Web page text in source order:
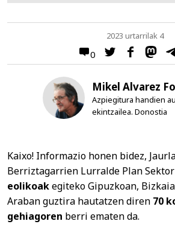
0
2023 urtarrilak 4
Mikel Alvarez
Azpiegitura handien
ekintzailea. Donostia
Kaixo! Informazio honen bidez,
Berriztagarrien Lurralde Plan
eolikoakegiteko Gipuzkoan,
Araban guztira hautatzen diren 70
gehiagoren berri ematen da.